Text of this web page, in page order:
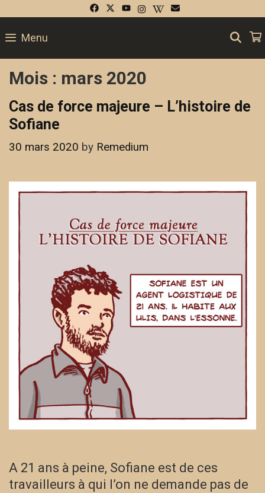
content
Menu
Mois : mars 2020
Cas de force majeure – L’histoire de
Sofiane
30 mars 2020 by Remedium
A 21 ans à peine, Sofiane est de ces
travailleurs à qui l’on ne demande pas de